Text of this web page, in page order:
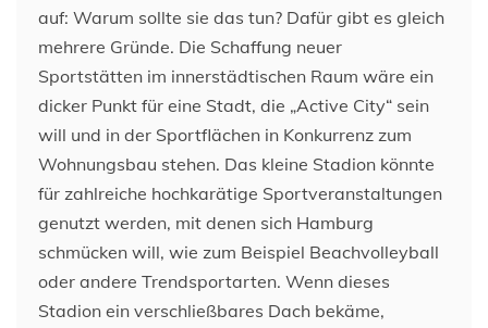
auf: Warum sollte sie das tun? Dafür gibt es gleich
mehrere Gründe. Die Schaffung neuer
Sportstätten im innerstädtischen Raum wäre ein
dicker Punkt für eine Stadt, die „Active City“ sein
will und in der Sportflächen in Konkurrenz zum
Wohnungsbau stehen. Das kleine Stadion könnte
für zahlreiche hochkarätige Sportveranstaltungen
genutzt werden, mit denen sich Hamburg
schmücken will, wie zum Beispiel Beachvolleyball
oder andere Trendsportarten. Wenn dieses
Stadion ein verschließbares Dach bekäme,